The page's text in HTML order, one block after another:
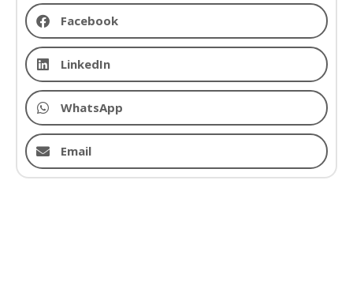
Facebook
LinkedIn
WhatsApp
Email